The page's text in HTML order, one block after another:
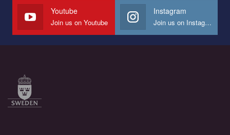
СОГИ в Украине.
Все, что вам нужно сделать - это зайти на наш канал YouTube
Youtube
Join us on Youtube
Instagram
Join us on Instagram